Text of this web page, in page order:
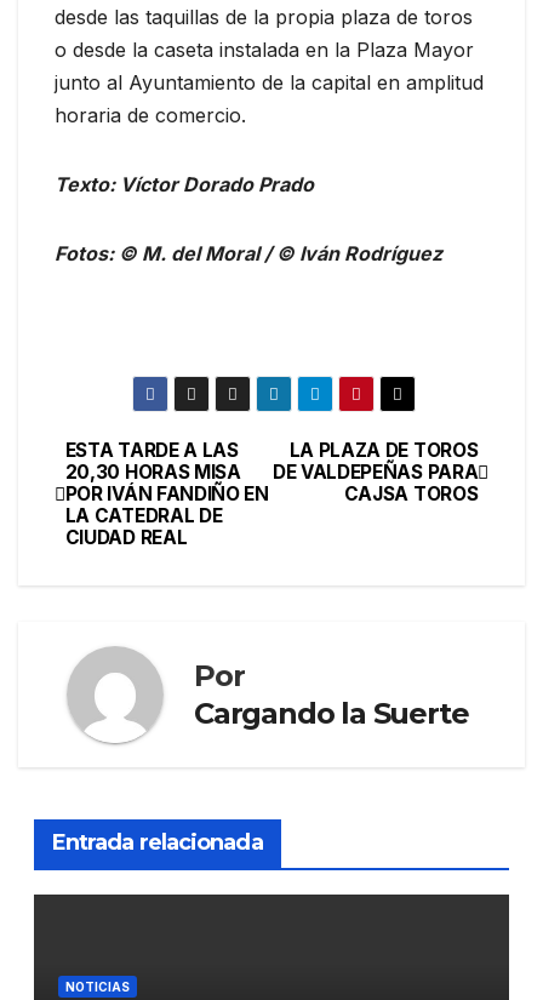
desde las taquillas de la propia plaza de toros
o desde la caseta instalada en la Plaza Mayor
junto al Ayuntamiento de la capital en amplitud
horaria de comercio.
Texto: Víctor Dorado Prado
Fotos: © M. del Moral / © Iván Rodríguez
LA PLAZA DE TOROS
DE VALDEPEÑAS PARA
CAJSA TOROS
ESTA TARDE A LAS
20,30 HORAS MISA
POR IVÁN FANDIÑO EN
LA CATEDRAL DE
CIUDAD REAL
Por
Cargando la Suerte
Entrada relacionada
NOTICIAS